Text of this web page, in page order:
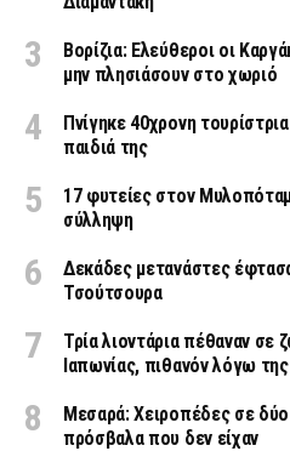
Βορίζια: Ελεύθεροι οι
μην πλησιάσουν στο χωριό
Πνίγηκε 40χρονη
παιδιά της
17 φυτείες στον
σύλληψη
Δεκάδες μετανάστες
Τσούτσουρα
Τρία λιοντάρια πέθαναν σε
Ιαπωνίας, πιθανόν λόγω
Μεσαρά: Χειροπέδες σε
πρόσβαλα που δεν είχαν